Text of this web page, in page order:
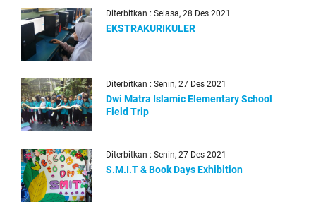
Diterbitkan : Selasa, 28 Des 2021
EKSTRAKURIKULER
Diterbitkan : Senin, 27 Des 2021
Dwi Matra Islamic Elementary School
Field Trip
Diterbitkan : Senin, 27 Des 2021
S.M.I.T & Book Days Exhibition